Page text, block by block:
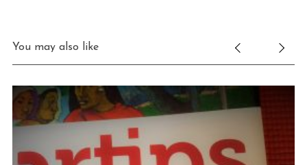
You may also like